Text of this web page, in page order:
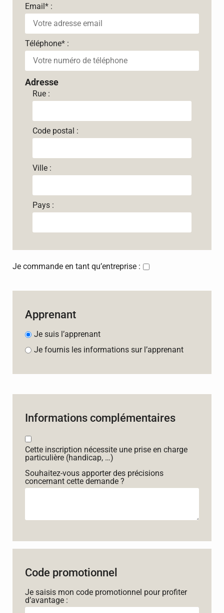
Email* :
Téléphone* :
Adresse
Rue :
Code postal :
Ville :
Pays :
Je commande en tant qu’entreprise :
Apprenant
Je suis l’apprenant
Je fournis les informations sur l’apprenant
Informations complémentaires
Cette inscription nécessite une prise en charge
particulière (handicap, …)
Souhaitez-vous apporter des précisions
concernant cette demande ?
Code promotionnel
Je saisis mon code promotionnel pour profiter
d’avantage :